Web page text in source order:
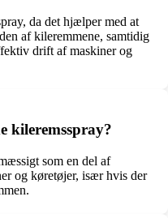
da det hjælper med at
af ​​kileremmene, samtidig
drift af maskiner og
kileremsspray?
som en del af
og køretøjer, især hvis der